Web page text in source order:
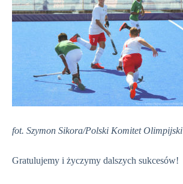
fot. Szymon Sikora/Polski Komitet Olimpijski
Gratulujemy i życzymy dalszych sukcesów!